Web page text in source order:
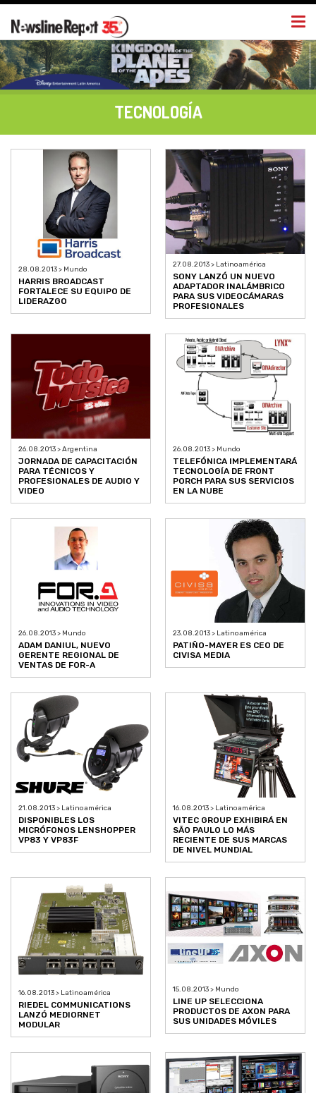
TECNOLOGÍA
28.08.2013 > Mundo
HARRIS BROADCAST
FORTALECE SU EQUIPO DE
LIDERAZGO
27.08.2013 > Latinoamérica
SONY LANZÓ UN NUEVO
ADAPTADOR INALÁMBRICO
PARA SUS VIDEOCÁMARAS
PROFESIONALES
26.08.2013 > Argentina
JORNADA DE CAPACITACIÓN
PARA TÉCNICOS Y
PROFESIONALES DE AUDIO Y
VIDEO
26.08.2013 > Mundo
TELEFÓNICA IMPLEMENTARÁ
TECNOLOGÍA DE FRONT
PORCH PARA SUS SERVICIOS
EN LA NUBE
26.08.2013 > Mundo
ADAM DANIUL, NUEVO
GERENTE REGIONAL DE
VENTAS DE FOR-A
23.08.2013 > Latinoamérica
PATIÑO-MAYER ES CEO DE
CIVISA MEDIA
21.08.2013 > Latinoamérica
DISPONIBLES LOS
MICRÓFONOS LENSHOPPER
VP83 Y VP83F
16.08.2013 > Latinoamérica
VITEC GROUP EXHIBIRÁ EN
SÃO PAULO LO MÁS
RECIENTE DE SUS MARCAS
DE NIVEL MUNDIAL
16.08.2013 > Latinoamérica
RIEDEL COMMUNICATIONS
LANZÓ MEDIORNET
MODULAR
15.08.2013 > Mundo
LINE UP SELECCIONA
PRODUCTOS DE AXON PARA
SUS UNIDADES MÓVILES